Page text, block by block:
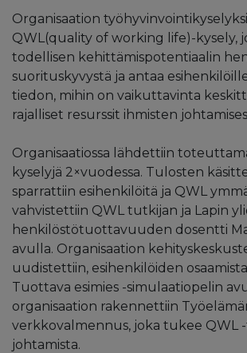
Organisaation
QWL(quality of working life)-kysely,
todellisen kehittämispotentiaalin
suorituskyvystä ja antaa
tiedon, mihin on vaikuttavinta
rajalliset resurssit ihmisten
Organisaatiossa lähdettiin
kyselyjä 2×vuodessa. Tulosten
sparrattiin esihenkilöitä ja QWL
vahvistettiin QWL tutkijan ja Lapin
henkilöstötuottavuuden dosentti
avulla. Organisaation
uudistettiin, esihenkilöiden
Tuottava esimies -simulaatiopelin
organisaation rakennettiin
verkkovalmennus, joka tukee QWL
johtamista.